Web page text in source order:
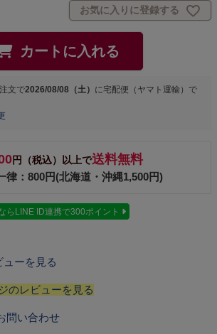
お気に入りに登録する
カートに入れる
文で2026/08/08（土） に宅配便（ヤマト運輸） で
円（税込）以上で送料無料
律：800円(北海道・沖縄1,500円)
らLINE ID連携で300ポイント
ューを見る
問い合わせ